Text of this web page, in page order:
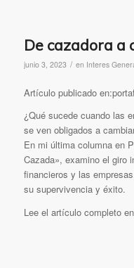
De cazadora a
junio 3, 2023 / en Interes
Artículo publicado
¿Qué sucede cuando las
se ven obligados a
En mi última columna en
Cazada», examino el giro
financieros y las
su supervivencia y éxito.
Lee el artículo completo